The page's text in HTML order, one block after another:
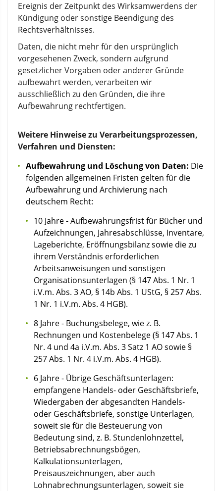
Ereignis der Zeitpunkt des Wirksamwerdens der
Kündigung oder sonstige Beendigung des
Rechtsverhältnisses.
Daten, die nicht mehr für den ursprünglich
vorgesehenen Zweck, sondern aufgrund
gesetzlicher Vorgaben oder anderer Gründe
aufbewahrt werden, verarbeiten wir
ausschließlich zu den Gründen, die ihre
Aufbewahrung rechtfertigen.
Weitere Hinweise zu Verarbeitungsprozessen,
Verfahren und Diensten:
Aufbewahrung und Löschung von Daten: Die
folgenden allgemeinen Fristen gelten für die
Aufbewahrung und Archivierung nach
deutschem Recht:
10 Jahre - Aufbewahrungsfrist für Bücher und
Aufzeichnungen, Jahresabschlüsse, Inventare,
Lageberichte, Eröffnungsbilanz sowie die zu
ihrem Verständnis erforderlichen
Arbeitsanweisungen und sonstigen
Organisationsunterlagen (§ 147 Abs. 1 Nr. 1
i.V.m. Abs. 3 AO, § 14b Abs. 1 UStG, § 257 Abs.
1 Nr. 1 i.V.m. Abs. 4 HGB).
8 Jahre - Buchungsbelege, wie z. B.
Rechnungen und Kostenbelege (§ 147 Abs. 1
Nr. 4 und 4a i.V.m. Abs. 3 Satz 1 AO sowie §
257 Abs. 1 Nr. 4 i.V.m. Abs. 4 HGB).
6 Jahre - Übrige Geschäftsunterlagen:
empfangene Handels- oder Geschäftsbriefe,
Wiedergaben der abgesandten Handels-
oder Geschäftsbriefe, sonstige Unterlagen,
soweit sie für die Besteuerung von
Bedeutung sind, z. B. Stundenlohnzettel,
Betriebsabrechnungsbögen,
Kalkulationsunterlagen,
Preisauszeichnungen, aber auch
Lohnabrechnungsunterlagen, soweit sie